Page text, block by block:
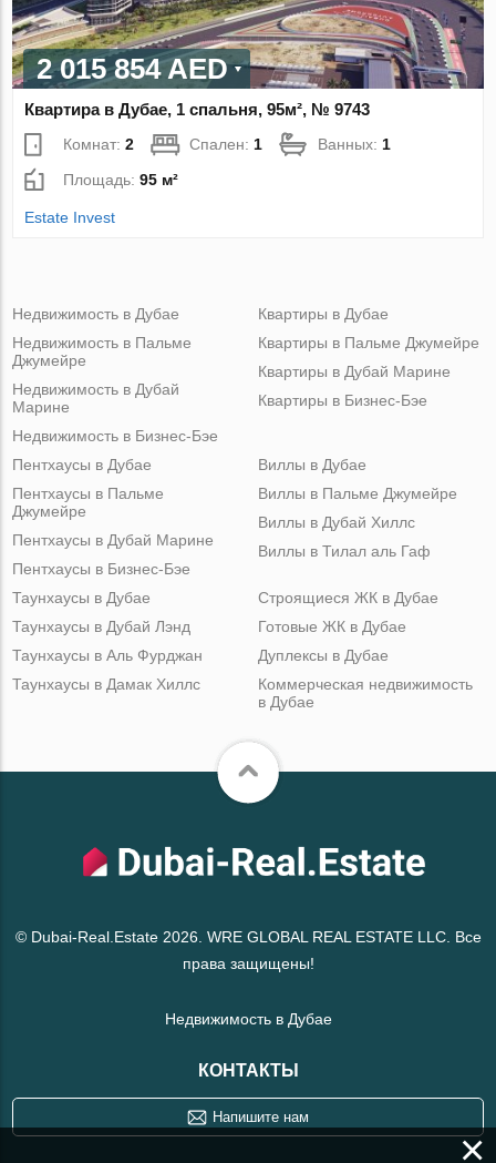
2 015 854 AED
Квартира в Дубае, 1 спальня, 95м², № 9743
Комнат:2 Спален: 1 Ванных: 1
Площадь:95 м²
Estate Invest
Недвижимость в Дубае
Недвижимость в Пальме
Джумейре
Недвижимость в Дубай
Марине
Недвижимость в Бизнес-Бэе
Квартиры в Дубае
Квартиры в Пальме Джумейре
Квартиры в Дубай Марине
Квартиры в Бизнес-Бэе
Пентхаусы в Дубае
Пентхаусы в Пальме
Джумейре
Пентхаусы в Дубай Марине
Пентхаусы в Бизнес-Бэе
Виллы в Дубае
Виллы в Пальме Джумейре
Виллы в Дубай Хиллс
Виллы в Тилал аль Гаф
Таунхаусы в Дубае
Таунхаусы в Дубай Лэнд
Таунхаусы в Аль Фурджан
Таунхаусы в Дамак Хиллс
Строящиеся ЖК в Дубае
Готовые ЖК в Дубае
Дуплексы в Дубае
Коммерческая недвижимость
в Дубае
© Dubai-Real.Estate 2026. WRE GLOBAL REAL ESTATE LLC. Все
права защищены!
Недвижимость в Дубае
КОНТАКТЫ
Напишите нам
×